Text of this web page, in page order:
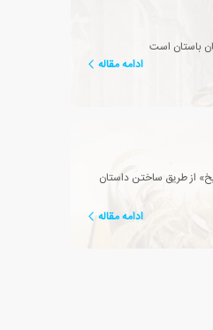
باستان است
ادامه مقاله
از طریق ساختن داستان
ادامه مقاله